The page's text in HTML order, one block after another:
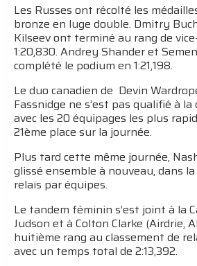
Les Russes ont récolté les
bronze en luge double. Dmitry
Kilseev ont terminé au rang de
1:20,830. Andrey Shander et
complété le podium en 1:21,198.
Le duo canadien de Devin
Fassnidge ne s’est pas qualifié à
avec les 20 équipages les plus
21ème place sur la journée.
Plus tard cette même journée,
glissé ensemble à nouveau, dans
relais par équipes.
Le tandem féminin s’est joint à la
Judson et à Colton Clarke (Airdrie,
huitième rang au classement de
avec un temps total de 2:13,392.